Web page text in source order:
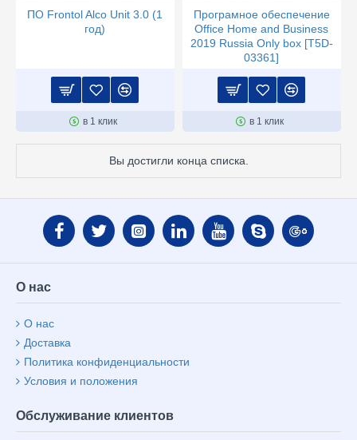
ПО Frontol Alco Unit 3.0 (1
год)
в 1 клик
Програмное обеспечение
Office Home and Business
2019 Russia Only box [T5D-
03361]
в 1 клик
Вы достигли конца списка.
О нас
О нас
Доставка
Политика конфиденциальности
Условия и положения
Обслуживание клиентов